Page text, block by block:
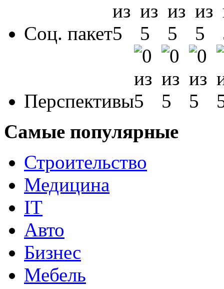
Соц. пакет
Перспективы
Самые популярные
Строительство
Медицина
IT
Авто
Бизнес
Мебель